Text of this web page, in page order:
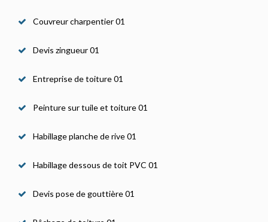
Couvreur charpentier 01
Devis zingueur 01
Entreprise de toiture 01
Peinture sur tuile et toiture 01
Habillage planche de rive 01
Habillage dessous de toit PVC 01
Devis pose de gouttière 01